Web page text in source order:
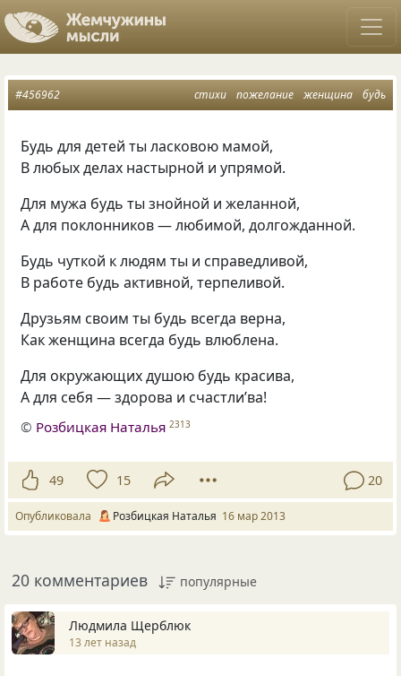
стихи пожелание женщина будь
#456962
Будь для детей ты ласковою мамой,
В любых делах настырной и упрямой.
Для мужа будь ты знойной и желанной,
А для поклонников — любимой, долгожданной.
Будь чуткой к людям ты и справедливой,
В работе будь активной, терпеливой.
Друзьям своим ты будь всегда верна,
Как женщина всегда будь влюблена.
Для окружающих душою будь красива,
А для себя — здорова и счастли’ва!
© Розбицкая Наталья 2313
49 15 20
Опубликовала Розбицкая Наталья 16 мар 2013
20 комментариев популярные
Людмила Щерблюк
13 лет назад